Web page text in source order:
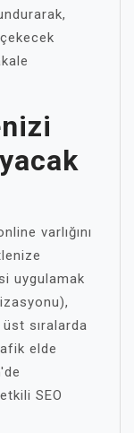
varlığını
uygulamak
sıralarda
elde
SEO